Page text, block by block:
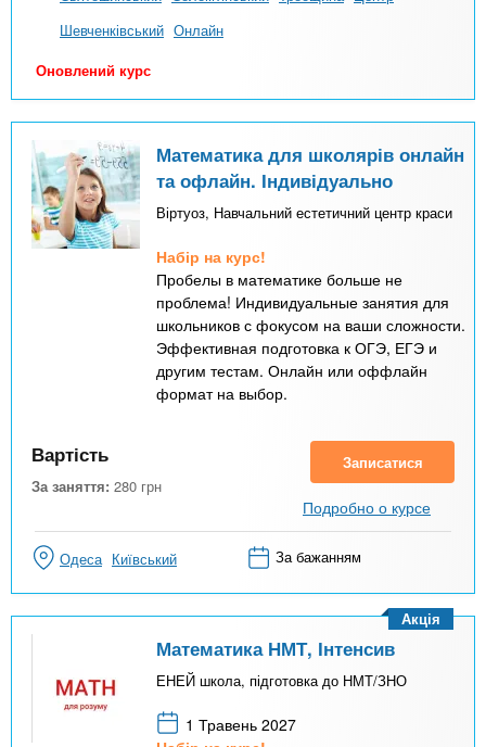
Шевченківський Онлайн
Оновлений курс
Математика для школярів онлайн
та офлайн. Індивідуально
Віртуоз, Навчальний естетичний центр краси
Набір на курс!
Пробелы в математике больше не
проблема! Индивидуальные занятия для
школьников с фокусом на ваши сложности.
Эффективная подготовка к ОГЭ, ЕГЭ и
другим тестам. Онлайн или оффлайн
формат на выбор.
Вартість
За заняття: 280 грн
Записатися
Подробно о курсе
Одеса Київський За бажанням
Математика НМТ, Інтенсив
ЕНЕЙ школа, підготовка до НМТ/ЗНО
1 Травень 2027
Акція